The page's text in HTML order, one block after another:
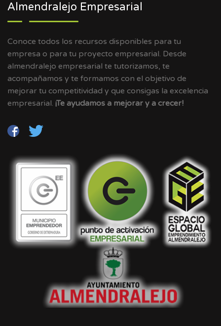
Almendralejo Empresarial
Conoce todos los recursos disponibles para tu
empresa o para tu proyecto empresarial. Desde
almendralejo empresarial te tutorizamos, te
acompañamos y te formamos con el objetivo de
mejorar tu competitividad y que consigas la excelencia
empresarial. ¡Te ayudamos a mejorar y a crecer!